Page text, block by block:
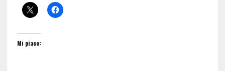
Mi piace: